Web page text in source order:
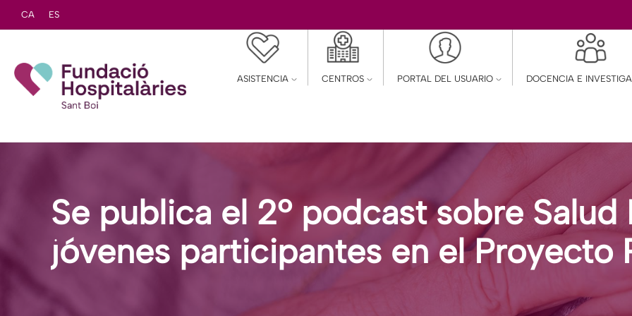
CA ES
ASISTENCIA CENTROS PORTAL DEL USUARIO DOCENCIA E
Se publica el 2º podcast sobre Salud
jóvenes participantes en el Proyecto